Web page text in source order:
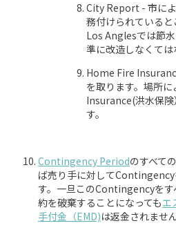
City Report - 市に
務付けられている
Los Anglesでは節
準に改造しなくては
Home Fire
を取ります。場所
Insurance(洪水保険
す。
Contingency Periodのすべて
ば売り手に対して
す。一旦このContingencyを
約を破棄することになってもエ
手付金（EMD)は返金されません